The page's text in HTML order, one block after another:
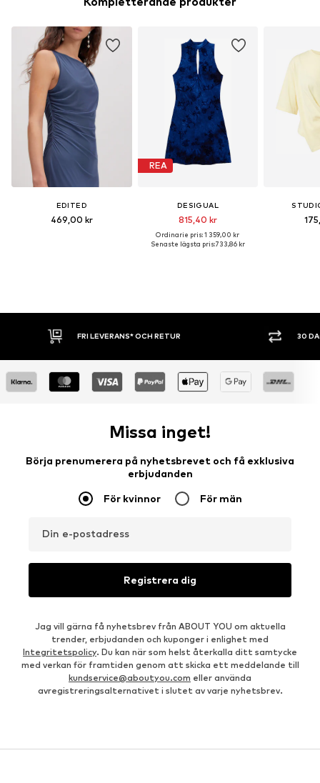
EDITED
469,00 kr
REA
DESIGUAL
815,40 kr
Ordinarie pris: 1 359,00 kr
Senaste lägsta pris:733,86 kr
FRI LEVERANS* OCH RETUR 30
Missa inget!
Börja prenumerera på nyhetsbrevet och få exklusiva
erbjudanden
För kvinnor För män
Din e-postadress
Registrera dig
Jag vill gärna få nyhetsbrev från ABOUT YOU om aktuella
trender, erbjudanden och kuponger i enlighet med
Integritetspolicy. Du kan när som helst återkalla ditt samtycke
med verkan för framtiden genom att skicka ett meddelande till
kundservice@aboutyou.com eller använda
avregistreringsalternativet i slutet av varje nyhetsbrev.